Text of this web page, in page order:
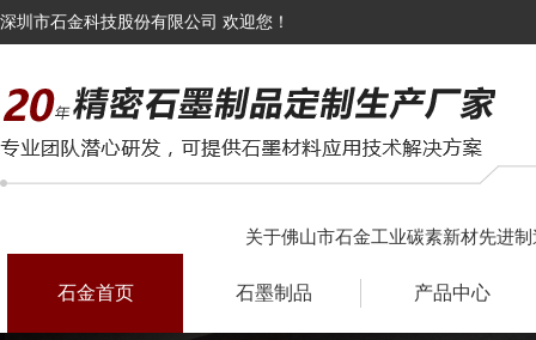
深圳市石金科技股份有限公司 欢迎您！
关于佛山市石金工业碳素新材先进
石金首页 石墨制品 产品中心